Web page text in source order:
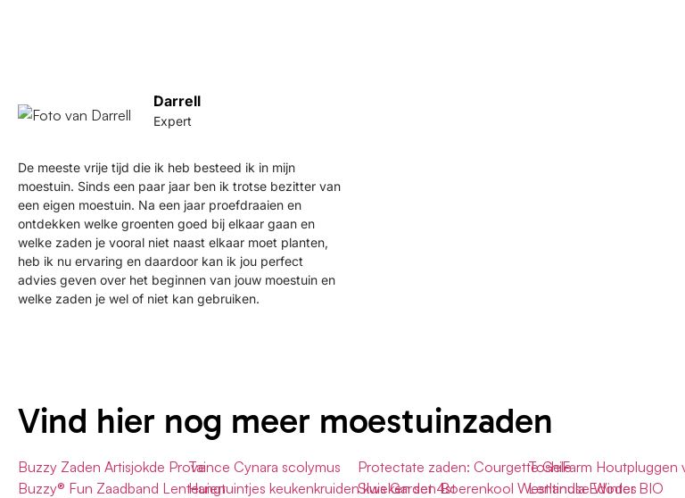
Darrell
Expert
De meeste vrije tijd die ik heb besteed ik in mijn
moestuin. Sinds een paar jaar ben ik trotse bezitter van
een eigen moestuin. Na een jaar proefdraaien en
ontdekken welke groenten goed bij elkaar gaan en
welke zaden je vooral niet naast elkaar moet planten,
heb ik nu ervaring en daardoor kan ik jou perfect
advies geven over het beginnen van jouw moestuin en
welke zaden je wel of niet kan gebruiken.
Vind hier nog meer moestuinzaden
Buzzy Zaden Artisjokde Provence Cynara scolymus
Buzzy® Fun Zaadband Lenteuien
Tai
Hangtuintjes keukenkruiden kweken set 4st
Protectate zaden: Courgette Gele
Sluis Garden Boerenkool Westlandse Winter BIO
ToshiFarm Houtpluggen
Lentinula Edodes